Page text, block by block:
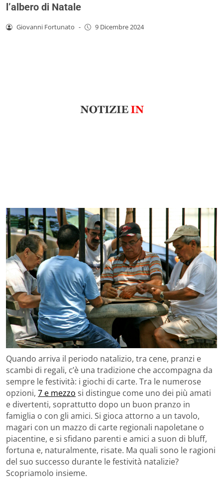
l’albero di Natale
Giovanni Fortunato - 9 Dicembre 2024
Quando arriva il periodo natalizio, tra cene, pranzi e
scambi di regali, c’è una tradizione che accompagna da
sempre le festività: i giochi di carte. Tra le numerose
opzioni, 7 e mezzo si distingue come uno dei più amati
e divertenti, soprattutto dopo un buon pranzo in
famiglia o con gli amici. Si gioca attorno a un tavolo,
magari con un mazzo di carte regionali napoletane o
piacentine, e si sfidano parenti e amici a suon di bluff,
fortuna e, naturalmente, risate. Ma quali sono le ragioni
del suo successo durante le festività natalizie?
Scopriamolo insieme.